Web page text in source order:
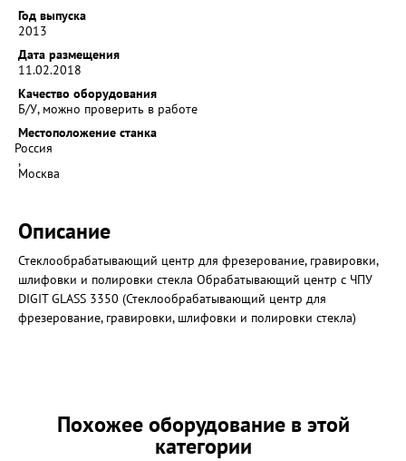
Год выпуска
2013
Дата размещения
11.02.2018
Качество оборудования
Б/У, можно проверить в работе
Местоположение станка
Россия
,
Москва
Описание
Стеклообрабатывающий центр для фрезерование, гравировки,
шлифовки и полировки стекла Обрабатывающий центр с ЧПУ
DIGIT GLASS 3350 (Стеклообрабатывающий центр для
фрезерование, гравировки, шлифовки и полировки стекла)
Похожее оборудование в этой
категории